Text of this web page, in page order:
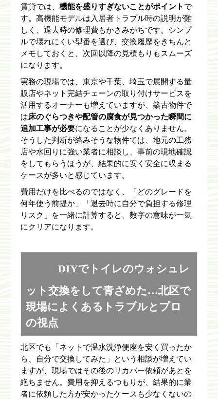
賃貸では、機能を盛りすぎないことがポイントで
す。高機能モデルは入居者トラブル時の説明が難
しく、退去時の修理費もかさみがちです。シンプ
ルで壊れにくい型番を選び、交換履歴をきちんと
メモしておくと、次回以降の見積もりもスムーズ
になります。
実務の現場では、東京や千葉、埼玉で展開する量
販店やネット完結チェーンの取り付けサービスを
活用するオーナーも増えていますが、築古物件で
は床のぐらつきや配管の腐食が見つかった瞬間に
追加工事が必要になることが少なくありません。
そうした判断が絡みそうな物件では、地元の工務
店や水回りに強い業者に相談し、事前の現地確認
をしてもらうほうが、結果的に安く安全に収まる
ケースが多いと感じています。
費用だけを比べるのではなく、「どのグレードを
何年使う前提か」「退去時に自分で負担する修理
リスク」を一緒に計算すると、数字の意味が一気
にクリアになります。
DIYでトイレのウォシュレ
ット交換をして青ざめた…北区で
現場によくあるトラブルとプロ
の視点
北区でも「ネットで温水洗浄便座を安く買ったか
ら、自分で交換してみた」という相談が増えてい
ますが、現場ではその後のリカバー依頼があとを
絶ちません。費用を抑えるつもりが、結果的に業
者に依頼した方が安かったケースも少なくないの